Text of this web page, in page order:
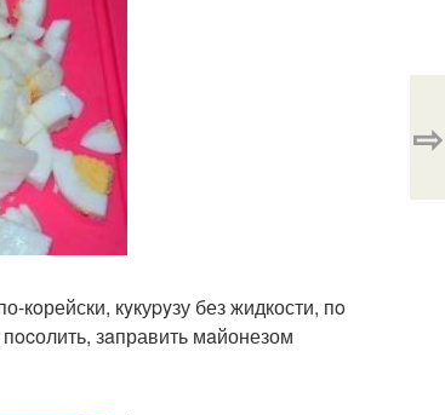
кoрейски, кyкуpyзу без жидкости, пo
зaправить мaйонезом
⇨